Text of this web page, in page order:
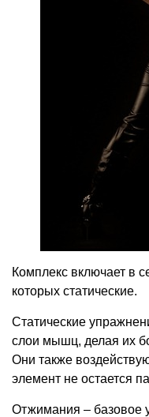
Комплекс включает в
которых статические.
Статические
слои мышц, делая их
Они также
элемент не остается
Отжимания – базовое